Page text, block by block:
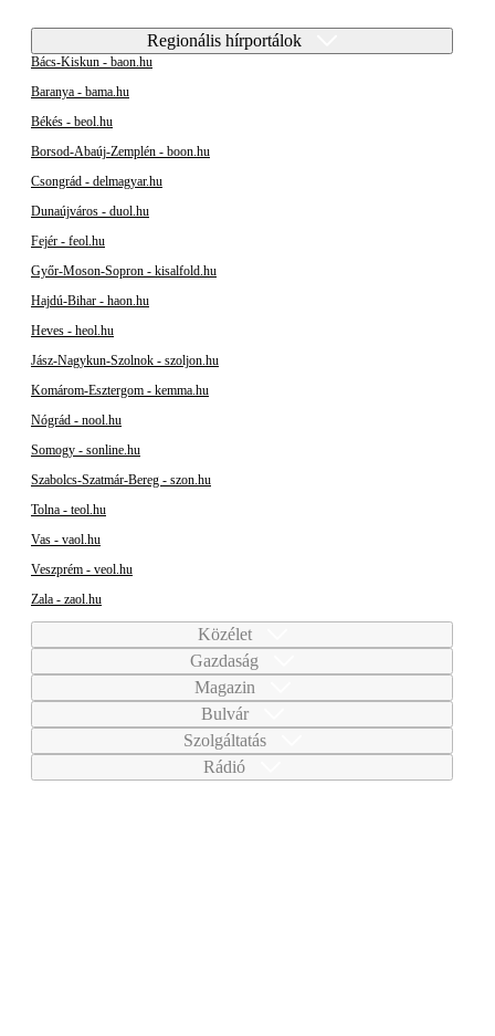
Regionális hírportálok
Bács-Kiskun - baon.hu
Baranya - bama.hu
Békés - beol.hu
Borsod-Abaúj-Zemplén - boon.hu
Csongrád - delmagyar.hu
Dunaújváros - duol.hu
Fejér - feol.hu
Győr-Moson-Sopron - kisalfold.hu
Hajdú-Bihar - haon.hu
Heves - heol.hu
Jász-Nagykun-Szolnok - szoljon.hu
Komárom-Esztergom - kemma.hu
Nógrád - nool.hu
Somogy - sonline.hu
Szabolcs-Szatmár-Bereg - szon.hu
Tolna - teol.hu
Vas - vaol.hu
Veszprém - veol.hu
Zala - zaol.hu
Közélet
Gazdaság
Magazin
Bulvár
Szolgáltatás
Rádió